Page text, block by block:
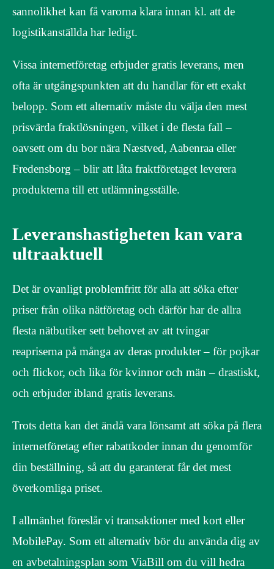
sannolikhet kan få varorna klara innan kl. att de
logistikanställda har ledigt.
Vissa internetföretag erbjuder gratis leverans, men
ofta är utgångspunkten att du handlar för ett exakt
belopp. Som ett alternativ måste du välja den mest
prisvärda fraktlösningen, vilket i de flesta fall –
oavsett om du bor nära Næstved, Aabenraa eller
Fredensborg – blir att låta fraktföretaget leverera
produkterna till ett utlämningsställe.
Leveranshastigheten kan vara
ultraaktuell
Det är ovanligt problemfritt för alla att söka efter
priser från olika nätföretag och därför har de allra
flesta nätbutiker sett behovet av att tvingar
reapriserna på många av deras produkter – för pojkar
och flickor, och lika för kvinnor och män – drastiskt,
och erbjuder ibland gratis leverans.
Trots detta kan det ändå vara lönsamt att söka på flera
internetföretag efter rabattkoder innan du genomför
din beställning, så att du garanterat får det mest
överkomliga priset.
I allmänhet föreslår vi transaktioner med kort eller
MobilePay. Som ett alternativ bör du använda dig av
en avbetalningsplan som ViaBill om du vill hedra